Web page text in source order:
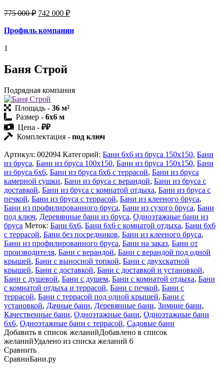
775 000₽ 742 000 ₽
Профиль компании
1
Баня Строй
Подрядная компания
Площадь - 36 м²
Размер - 6х6 м
Цена - ₽₽
Комплектация - под ключ
Артикул: 002094 Категорий: Бани 6х6 из бруса 150х150, Бани
из бруса, Бани из бруса 100х150, Бани из бруса 150х150, Бани
из бруса 6х6, Бани из бруса 6х6 с террасой, Бани из бруса
камерной сушки, Бани из бруса с верандой, Бани из бруса с
доставкой, Бани из бруса с комнатой отдыха, Бани из бруса с
печкой, Бани из бруса с террасой, Бани из клееного бруса,
Бани из профилированного бруса, Бани из сухого бруса, Бани
под ключ, Деревянные бани из бруса, Одноэтажные бани из
бруса Меток: Бани 6х6, Бани 6х6 с комнатой отдыха, Бани 6х6
с террасой, Бани без посредников, Бани из клееного бруса,
Бани из профилированного бруса, Бани на заказ, Бани от
производителя, Бани с верандой, Бани с верандой под одной
крышей, Бани с выносной топкой, Бани с двухскатной
крышей, Бани с доставкой, Бани с доставкой и установкой,
Бани с душевой, Бани с душем, Бани с комнатой отдыха, Бани
с комнатой отдыха и террасой, Бани с печкой, Бани с
террасой, Бани с террасой под одной крышей, Бани с
установкой, Дачные бани, Деревянные бани, Зимние бани,
Качественные бани, Одноэтажные бани, Одноэтажные бани
6х6, Одноэтажные бани с террасой, Садовые бани
Добавить в список желанийДобавлено в список
желанийУдалено из списка желаний 6
Сравнить
СравниБани.ру